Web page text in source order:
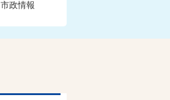
市政情報